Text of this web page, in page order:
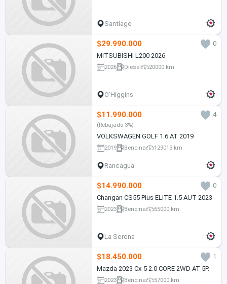
Santiago
$29.990.000
0
MITSUBISHI L200 2026
2026 Diesel 20000 km
O'Higgins
$11.990.000 4
(Rebajado 3%)
VOLKSWAGEN GOLF 1.6 AT 2019
2019 Bencina 129013 km
Rancagua
$14.990.000
0
Changan CS55 Plus ELITE 1.5 AUT 2023
2023 Bencina 65000 km
La Serena
$18.450.000
1
Mazda 2023 Cx-5 2.0 CORE 2WD AT 5P.
2023 Bencina 57000 km